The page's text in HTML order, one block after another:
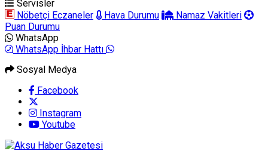
Servisler
Nöbetçi Eczaneler
Hava Durumu
Namaz Vakitleri
Puan Durumu
WhatsApp
WhatsApp İhbar Hattı
Sosyal Medya
Facebook
Instagram
Youtube